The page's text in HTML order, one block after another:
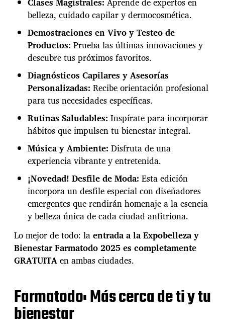
belleza, cuidado capilar y dermocosmética.
Demostraciones en Vivo y Testeo de
Productos: Prueba las últimas innovaciones y
descubre tus próximos favoritos.
Diagnósticos Capilares y Asesorías
Personalizadas: Recibe orientación profesional
para tus necesidades específicas.
Rutinas Saludables: Inspírate para incorporar
hábitos que impulsen tu bienestar integral.
Música y Ambiente: Disfruta de una
experiencia vibrante y entretenida.
¡Novedad! Desfile de Moda: Esta edición
incorpora un desfile especial con diseñadores
emergentes que rendirán homenaje a la esencia
y belleza única de cada ciudad anfitriona.
Lo mejor de todo: laentrada a la Expobelleza y
Bienestar Farmatodo 2025 es completamente
GRATUITAen ambas ciudades.
Farmatodo: Más cerca de ti y tu
bienestar